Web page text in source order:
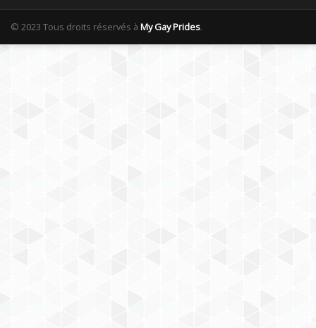
© 2023 Tous droits réservés à My Gay Prides.